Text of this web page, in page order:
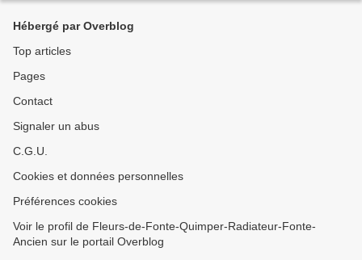
Hébergé par Overblog
Top articles
Pages
Contact
Signaler un abus
C.G.U.
Cookies et données personnelles
Préférences cookies
Voir le profil de Fleurs-de-Fonte-Quimper-Radiateur-Fonte-
Ancien sur le portail Overblog